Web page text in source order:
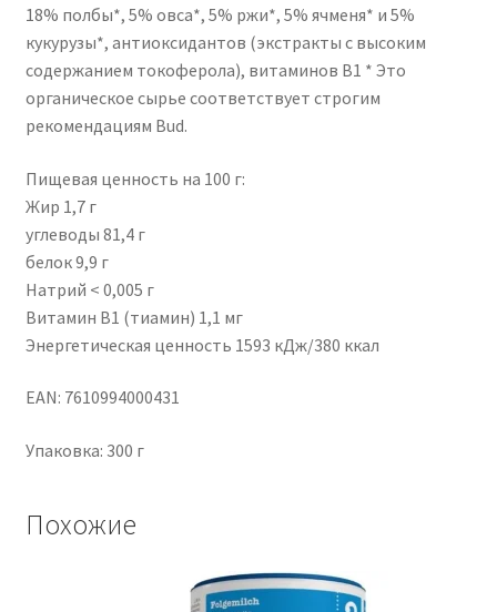
18% полбы*, 5% овса*, 5% ржи*, 5% ячменя* и 5%
кукурузы*, антиоксидантов (экстракты с высоким
содержанием токоферола), витаминов B1 * Это
органическое сырье соответствует строгим
рекомендациям Bud.
Пищевая ценность на 100 г:
Жир 1,7 г
углеводы 81,4 г
белок 9,9 г
Натрий < 0,005 г
Витамин B1 (тиамин) 1,1 мг
Энергетическая ценность 1593 кДж/380 ккал
EAN: 7610994000431
Упаковка: 300 г
Похожие